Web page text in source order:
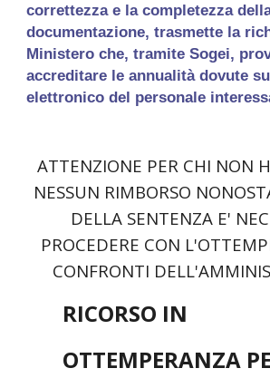
correttezza e la completezza
documentazione, trasmette la
Ministero che, tramite Sogei,
accreditare le annualità dovute
elettronico del personale
ATTENZIONE PER CHI NON
NESSUN RIMBORSO
DELLA SENTENZA E'
PROCEDERE CON
CONFRONTI
RICORSO IN
OTTEMPERANZA